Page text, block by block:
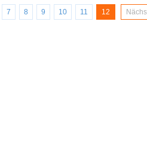
7 8 9 10 11 12